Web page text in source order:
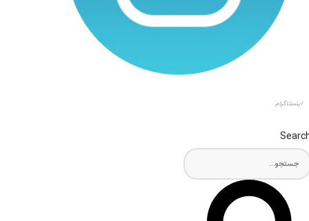
اینستاگرام